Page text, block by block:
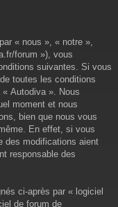
« nous », « notre »,
forum »), vous
suivantes. Si vous
toutes les conditions
Autodiva ». Nous
moment et nous
bien que nous vous
En effet, si vous
des modifications aient
responsable des
ci-après par « logiciel
de forum de